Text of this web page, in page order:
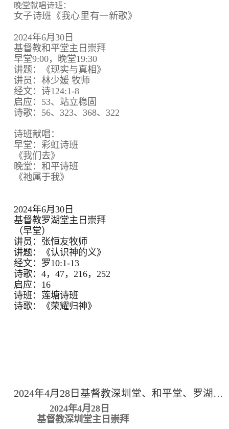
晚堂献唱诗班：
女子诗班《我心里有一新歌》
2024年6月30日
基督教和平堂主日崇拜
早堂9:00，晚堂19:30
讲题：《现实与真相》
讲员：林少媛 牧师
经文：诗124:1-8
启应：53、站立稳固
诗歌：56、323、368、322
诗班献唱：
早堂：彩虹诗班
《我们去》
晚堂：和平诗班
《祂属于我》
2024年6月30日
基督教罗湖堂主日崇拜
（早堂）
讲员：张恒友牧师
讲题：《认识神的义》
经文：罗10:1-13
诗歌：4，47，216，252
启应：16
诗班：莲塘诗班
诗歌：《荣耀归神》
2024年4月28日基督教深圳堂、和平堂、罗湖堂主日崇拜
2024年4月28日
基督教深圳堂主日崇拜